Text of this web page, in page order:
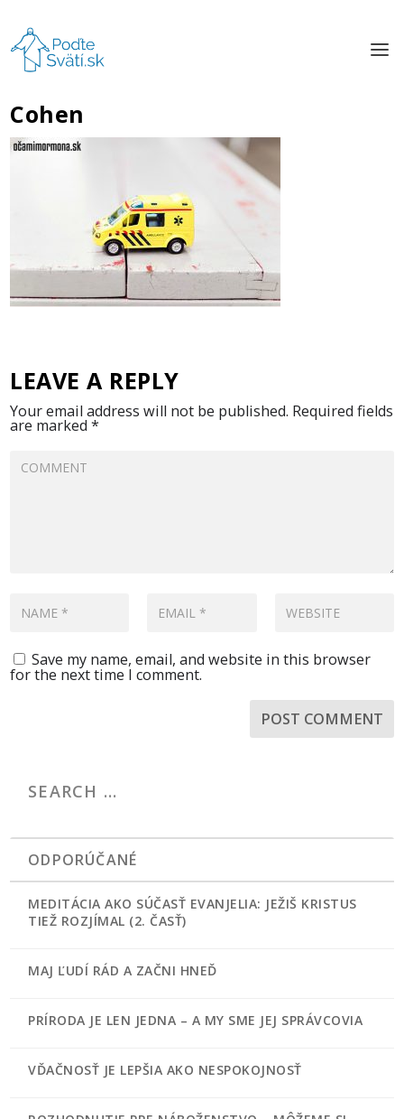
Cohen
LEAVE A REPLY
Your email address will not be published. Required fields
are marked*
Save my name, email, and website in this browser
for the next time I comment.
ODPORÚČANÉ
MEDITÁCIA AKO SÚČASŤ EVANJELIA: JEŽIŠ KRISTUS
TIEŽ ROZJÍMAL (2. ČASŤ)
MAJ ĽUDÍ RÁD A ZAČNI HNEĎ
PRÍRODA JE LEN JEDNA – A MY SME JEJ SPRÁVCOVIA
VĎAČNOSŤ JE LEPŠIA AKO NESPOKOJNOSŤ